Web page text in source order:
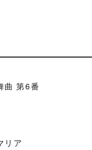
曲 第6番
リア